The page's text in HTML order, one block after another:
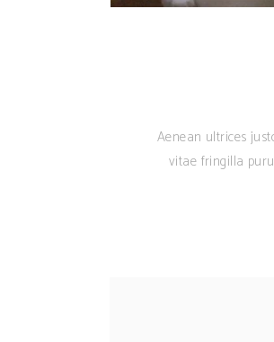
Aenean ultrices
vitae fringilla